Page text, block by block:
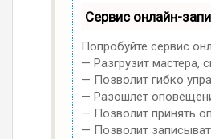
Сервис онлайн-
Попробуйте сервис
— Разгрузит мастера,
— Позволит гибко
— Разошлет
— Позволит принять
— Позволит